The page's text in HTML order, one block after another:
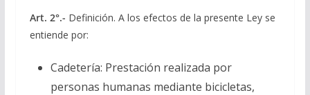
Art. 2°.- Definición. A los efectos de la presente Ley se
entiende por:
Cadetería: Prestación realizada por
personas humanas mediante bicicletas,